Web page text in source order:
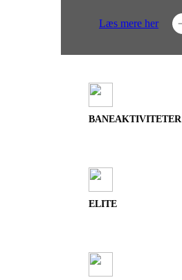
Læs mere her
BANEAKTIVITETER
ELITE